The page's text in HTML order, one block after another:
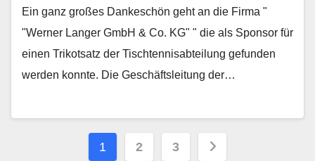
Ein ganz großes Dankeschön geht an die Firma "
"Werner Langer GmbH & Co. KG" " die als Sponsor für
einen Trikotsatz der Tischtennisabteilung gefunden
werden konnte. Die Geschäftsleitung der…
Seitennummerierung
1 2 3